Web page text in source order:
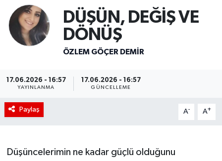
DÜŞÜN, DEĞİŞ VE
DÖNÜŞ
ÖZLEM GÖÇER DEMİR
17.06.2026 - 16:57
YAYINLANMA
17.06.2026 - 16:57
GÜNCELLEME
Paylaş A- A+
Düşüncelerimin ne kadar güçlü olduğunu